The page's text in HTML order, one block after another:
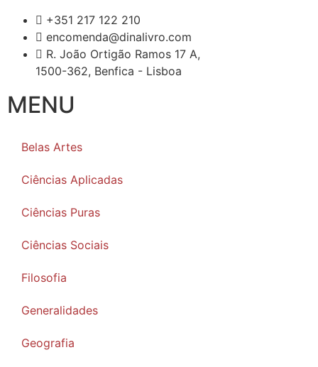
+351 217 122 210
encomenda@dinalivro.com
R. João Ortigão Ramos 17 A,
1500-362, Benfica - Lisboa
MENU
Belas Artes
Ciências Aplicadas
Ciências Puras
Ciências Sociais
Filosofia
Generalidades
Geografia